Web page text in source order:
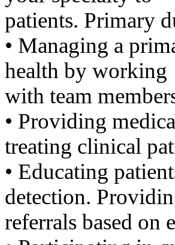
DOMCLUB.top
유
머
판
북
끼
신
렌
사
이
트
위
patients. Primary
•​ ​Managing a
health by working
with team
•​ ​Providing
treating clinical
•​ ​Educating
detection.
referrals based on